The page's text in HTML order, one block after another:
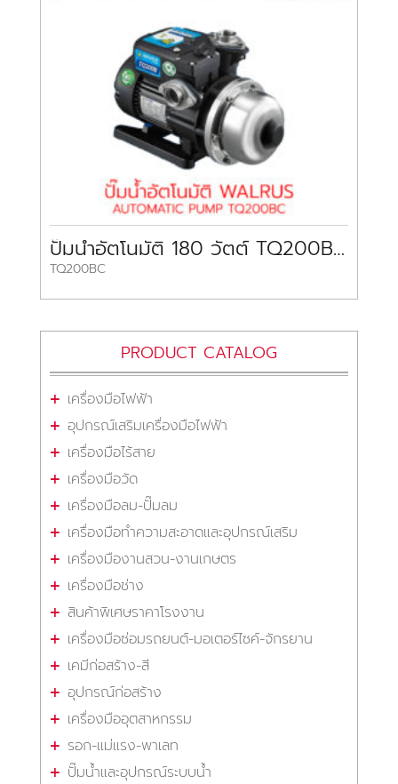
ปั๊มน้ำอัตโนมัติ 180 วัตต์ TQ200BC WALRUS
TQ200BC
PRODUCT CATALOG
เครื่องมือไฟฟ้า
อุปกรณ์เสริมเครื่องมือไฟฟ้า
เครื่องมือไร้สาย
เครื่องมือวัด
เครื่องมือลม-ปั๊มลม
เครื่องมือทำความสะอาดและอุปกรณ์เสริม
เครื่องมืองานสวน-งานเกษตร
เครื่องมือช่าง
สินค้าพิเศษราคาโรงงาน
เครื่องมือซ่อมรถยนต์-มอเตอร์ไซค์-จักรยาน
เคมีก่อสร้าง-สี
อุปกรณ์ก่อสร้าง
เครื่องมืออุตสาหกรรม
รอก-แม่แรง-พาเลท
ปั๊มน้ำและอุปกรณ์ระบบน้ำ